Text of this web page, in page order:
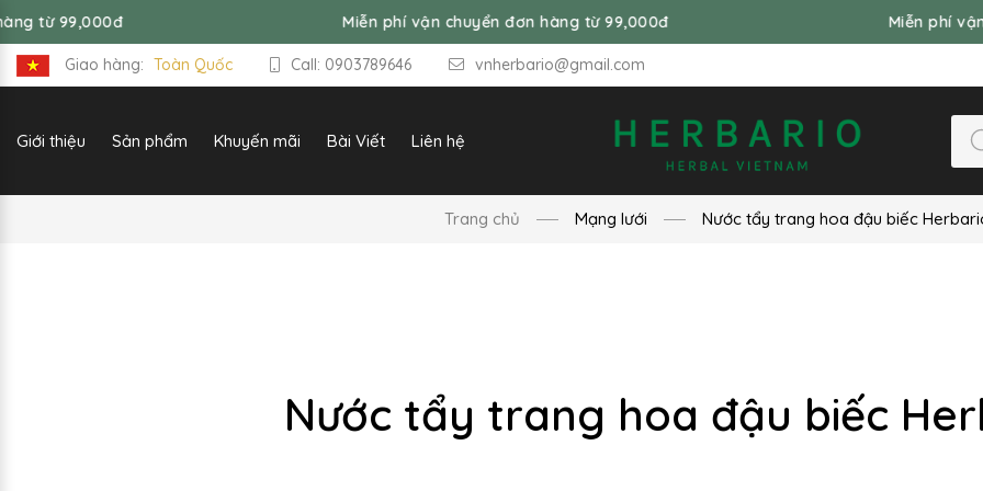
Miễn phí vận chuyển đơn hàng từ 99,000đ Miễn phí vận chuyển
Giao hàng: Toàn Quốc Call: 0903789646 vnherbario@gmail.com
Giới thiệu Sản phẩm Khuyến mãi Bài Viết Liên hệ
Trang chủ Mạng lưới Nước tẩy trang hoa đậu biếc
Nước tẩy trang hoa đậu biếc